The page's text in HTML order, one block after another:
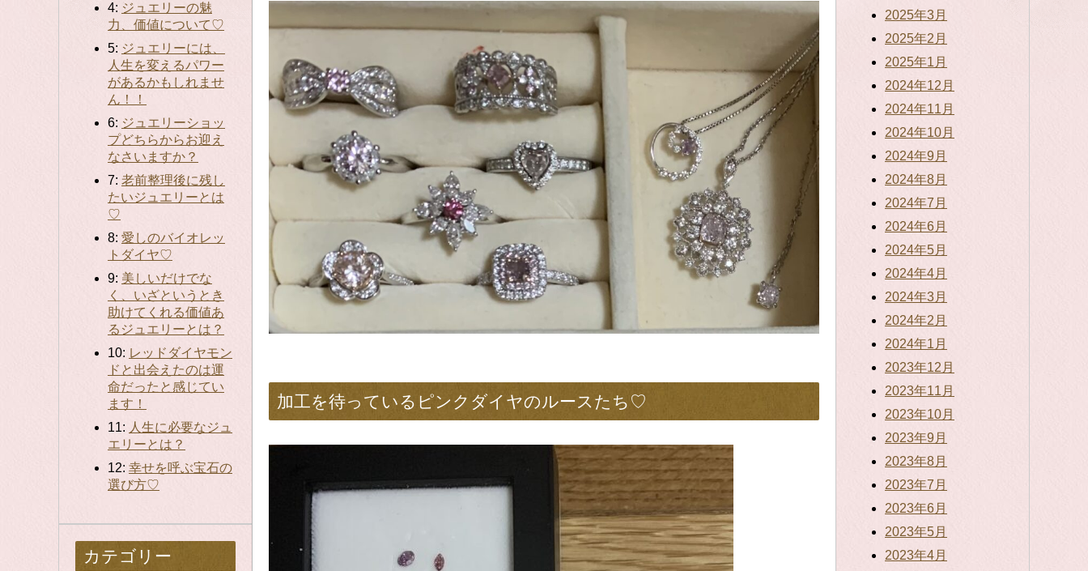
4: ジュエリーの魅
力、価値について♡
5: ジュエリーには、
人生を変えるパワー
があるかもしれませ
ん！！
6: ジュエリーショッ
プどちらからお迎え
なさいますか？
7: 老前整理後に残し
たいジュエリーとは
♡
8: 愛しのバイオレッ
トダイヤ♡
9: 美しいだけでな
く、いざというとき
助けてくれる価値あ
るジュエリーとは？
10: レッドダイヤモン
ドと出会えたのは運
命だったと感じてい
ます！
11: 人生に必要なジュ
エリーとは？
12: 幸せを呼ぶ宝石の
選び方♡
カテゴリー
加工を待っているピンクダイヤのルースたち♡
2025年3月
2025年2月
2025年1月
2024年12月
2024年11月
2024年10月
2024年9月
2024年8月
2024年7月
2024年6月
2024年5月
2024年4月
2024年3月
2024年2月
2024年1月
2023年12月
2023年11月
2023年10月
2023年9月
2023年8月
2023年7月
2023年6月
2023年5月
2023年4月